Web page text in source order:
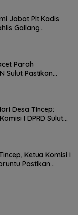
Jabat Plt Kadis
Gallang
Parah
Sulut Pastikan
Desa Tincep:
I DPRD Sulut
Ketua Komisi I
Pastikan